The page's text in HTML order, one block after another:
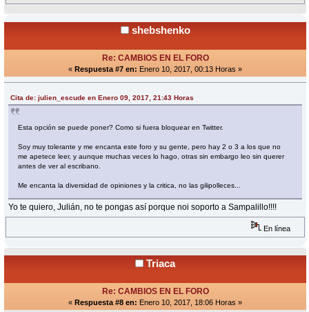
shebshenko
Re: CAMBIOS EN EL FORO
« Respuesta #7 en: Enero 10, 2017, 00:13 Horas »
Cita de: julien_escude en Enero 09, 2017, 21:43 Horas
Esta opción se puede poner? Como si fuera bloquear en Twitter.
Soy muy tolerante y me encanta este foro y su gente, pero hay 2 o 3 a los que no
me apetece leer, y aunque muchas veces lo hago, otras sin embargo leo sin querer
antes de ver al escribano.
Me encanta la diversidad de opiniones y la critica, no las gilipolleces...
Yo te quiero, Julián, no te pongas así porque noi soporto a Sampalillo!!!!
En línea
Triaca
Re: CAMBIOS EN EL FORO
« Respuesta #8 en: Enero 10, 2017, 18:06 Horas »